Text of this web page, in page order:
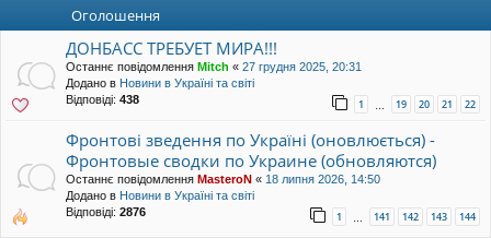
Оголошення
ДОНБАСС ТРЕБУЕТ МИРА!!!
Останнє повідомлення Mitch « 27 грудня 2025, 20:31
Додано в Новини в Україні та світі
Відповіді: 438 1 … 19 20 21 22
Фронтові зведення по Україні (оновлюється) -
Фронтовые сводки по Украине (обновляются)
Останнє повідомлення MasteroN « 18 липня 2026, 14:50
Додано в Новини в Україні та світі
Відповіді: 2876 1 … 141 142 143 144